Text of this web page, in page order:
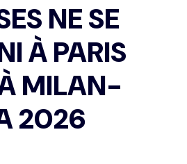
NE SE
À PARIS
MILAN-
2026